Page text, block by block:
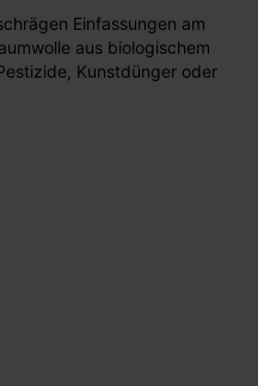
Einfassungen am
aus biologischem
Kunstdünger oder